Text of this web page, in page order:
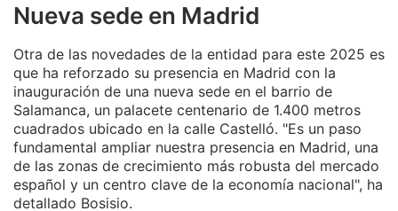
Nueva sede en Madrid
Otra de las novedades de la entidad para este 2025 es
que ha reforzado su presencia en Madrid con la
inauguración de una nueva sede en el barrio de
Salamanca, un palacete centenario de 1.400 metros
cuadrados ubicado en la calle Castelló. "Es un paso
fundamental ampliar nuestra presencia en Madrid, una
de las zonas de crecimiento más robusta del mercado
español y un centro clave de la economía nacional", ha
detallado Bosisio.